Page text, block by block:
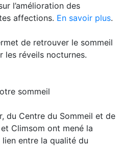
l’amélioration des
affections. En savoir plus.
de retrouver le sommeil
les réveils nocturnes.
sommeil
du Centre du Sommeil et de
Climsom ont mené la
entre la qualité du